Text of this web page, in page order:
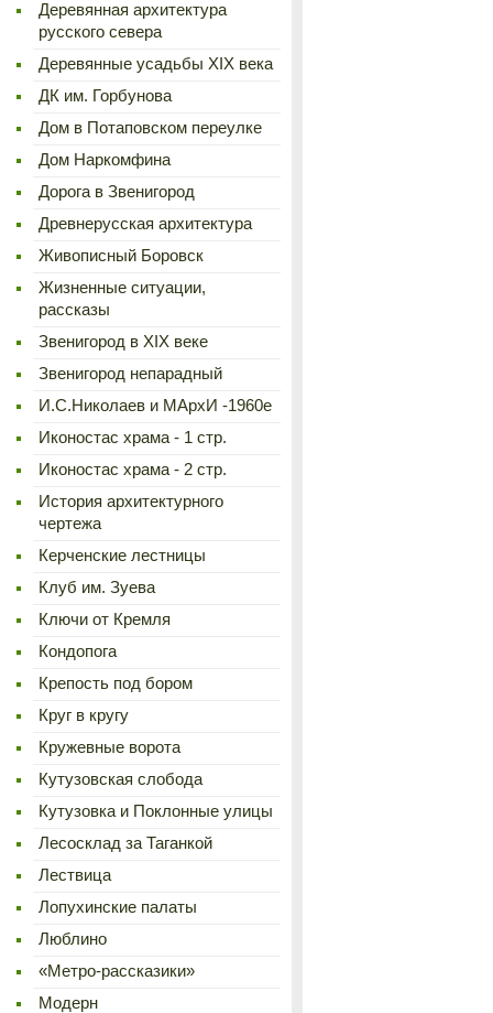
Деревянная архитектура
русского севера
Деревянные усадьбы XIX века
ДК им. Горбунова
Дом в Потаповском переулке
Дом Наркомфина
Дорога в Звенигород
Древнерусская архитектура
Живописный Боровск
Жизненные ситуации,
рассказы
Звенигород в XIX веке
Звенигород непарадный
И.С.Николаев и МАрхИ -1960е
Иконостас храма - 1 стр.
Иконостас храма - 2 стр.
История архитектурного
чертежа
Керченские лестницы
Клуб им. Зуева
Ключи от Кремля
Кондопога
Крепость под бором
Круг в кругу
Кружевные ворота
Кутузовская слобода
Кутузовка и Поклонные улицы
Лесосклад за Таганкой
Лествица
Лопухинские палаты
Люблино
«Метро-рассказики»
Модерн